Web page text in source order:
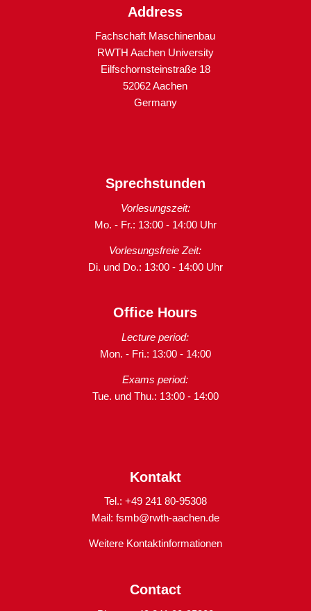
Address
Fachschaft Maschinenbau
RWTH Aachen University
Eilfschornsteinstraße 18
52062 Aachen
Germany
Sprechstunden
Vorlesungszeit:
Mo. - Fr.: 13:00 - 14:00 Uhr
Vorlesungsfreie Zeit:
Di. und Do.: 13:00 - 14:00 Uhr
Office Hours
Lecture period:
Mon. - Fri.: 13:00 - 14:00
Exams period:
Tue. und Thu.: 13:00 - 14:00
Kontakt
Tel.: +49 241 80-95308
Mail: fsmb@rwth-aachen.de
Weitere Kontaktinformationen
Contact